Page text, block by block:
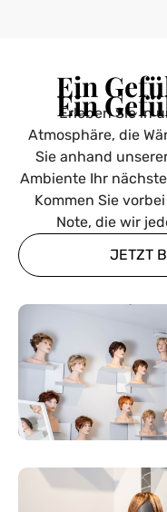
Ein
Ein
Erleben Sie in
Atmosphäre, die
Sie anhand
Ambiente Ihr
Kommen Sie
Note, die wir
JETZT